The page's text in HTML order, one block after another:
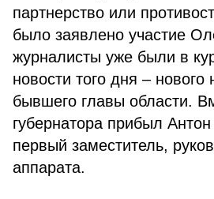
партнерство или
было заявлено участие
журналисты уже были в
новости того дня – нового
бывшего главы области.
губернатора прибыл
первый заместитель,
аппарата.